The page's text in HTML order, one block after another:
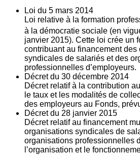
Loi du 5 mars 2014
Loi relative à la formation
à la démocratie sociale (en
janvier 2015). Cette loi crée un
contribuant au financement des
syndicales de salariés et des
professionnelles d’employeurs.
Décret du 30 décembre 2014
Décret relatif à la contribution
le taux et les modalités de
des employeurs au Fonds,
Décret du 28 janvier 2015
Décret relatif au financement
organisations syndicales de
organisations professionnelles
l’organisation et le